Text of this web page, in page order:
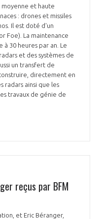
moyenne et haute
: drones et missiles
Il est doté d'un
Foe). La maintenance
à 30 heures par an. Le
et des systèmes de
un transfert de
directement en
radars ainsi que les
travaux de génie de
reçus par BFM
et Eric Béranger,